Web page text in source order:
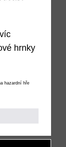
hrnky
hazardní hře